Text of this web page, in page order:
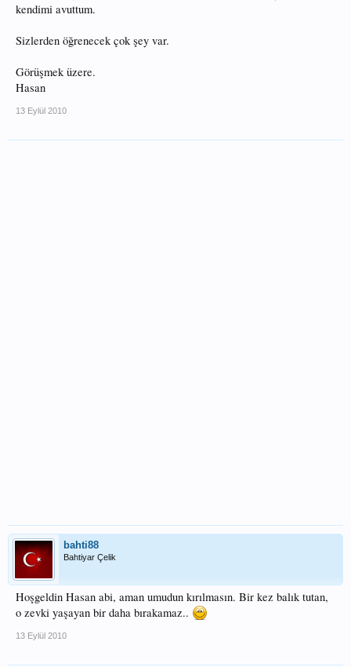
kendimi avuttum.
Sizlerden öğrenecek çok şey var.
Görüşmek üzere.
Hasan
13 Eylül 2010
bahti88
Bahtiyar Çelik
Hoşgeldin Hasan abi, aman umudun kırılmasın. Bir kez balık tutan,
o zevki yaşayan bir daha bırakamaz..
13 Eylül 2010